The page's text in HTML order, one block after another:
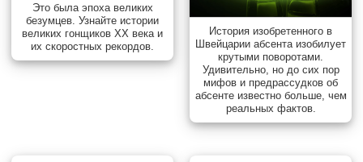
Это была эпоха великих
безумцев. Узнайте истории
великих гонщиков XX века и
их скоростных рекордов.
История изобретенного в
Швейцарии абсента изобилует
крутыми поворотами.
Удивительно, но до сих пор
мифов и предрассудков об
абсенте известно больше, чем
реальных фактов.